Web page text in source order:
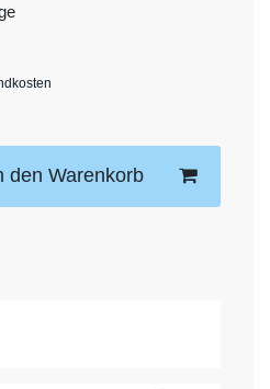
den Warenkorb